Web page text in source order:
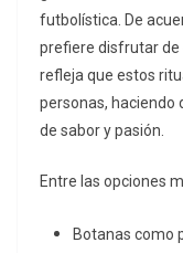
futbolística. De
prefiere disfrutar de
refleja que estos
personas, haciendo
de sabor y pasión.
Entre las opciones
Botanas como